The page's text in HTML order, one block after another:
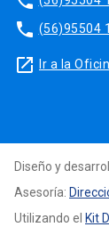
phone (56)95504
launch Ir a la
Diseño y
Asesoría:
Utilizando el Kit